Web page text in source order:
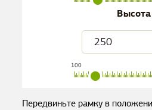
Высота
100
Передвиньте рамку в